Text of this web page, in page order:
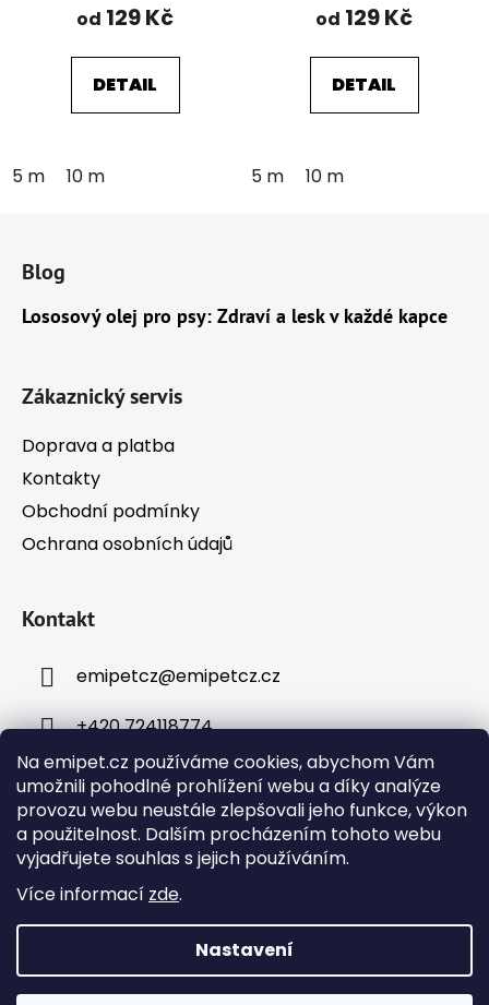
Na emipet.cz používáme cookies, abychom Vám
umožnili pohodlné prohlížení webu a díky analýze
provozu webu neustále zlepšovali jeho funkce, výkon
a použitelnost. Dalším procházením tohoto webu
vyjadřujete souhlas s jejich používáním.
Více informací zde.
Nastavení
Objednávky přijaté v pracovní dny do 12:00 budou
od 129 Kč
DETAIL
5 m 10 m
od 129 Kč
DETAIL
5 m 10 m
Blog
Lososový olej pro psy: Zdraví a lesk v každé kapce
Zákaznický servis
Doprava a platba
Kontakty
Obchodní podmínky
Ochrana osobních údajů
Kontakt
emipetcz@emipetcz.cz
+420 724118774
Instagram
Vytvořil Shoptet